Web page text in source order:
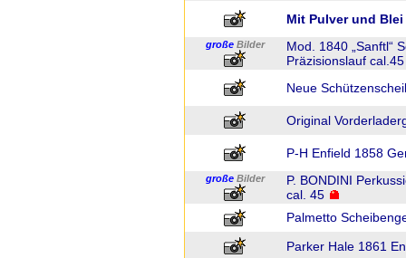
Mit Pulver und Blei
große Bilder
Mod. 1840 „Sanftl“
Präzisionslauf
Neue
Original
P-H Enfield 1858
große Bilder
P. BONDINI
cal. 45
Palmetto
Parker Hale 1861